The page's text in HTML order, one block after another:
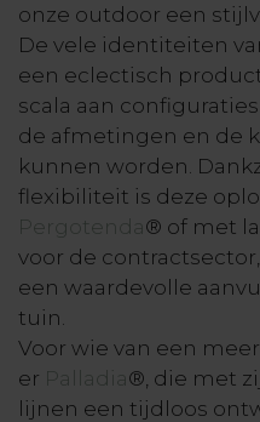
onze outdoor een
De vele identiteiten
een eclectisch
scala aan
de afmetingen en de
kunnen worden.
flexibiliteit is deze
Pergotenda® of met
voor de
een waardevolle
tuin.
Voor wie van een
er Palladia®, die met
lijnen een tijdloos